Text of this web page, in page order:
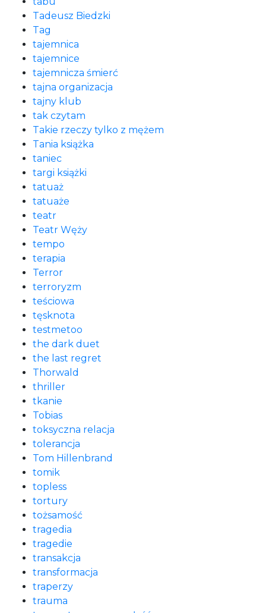
Tadeusz Biedzki
Tag
tajemnica
tajemnice
tajemnicza śmierć
tajna organizacja
tajny klub
tak czytam
Takie rzeczy tylko z mężem
Tania książka
taniec
targi książki
tatuaż
tatuaże
teatr
Teatr Węży
tempo
terapia
Terror
terroryzm
teściowa
tęsknota
testmetoo
the dark duet
the last regret
Thorwald
thriller
tkanie
Tobias
toksyczna relacja
tolerancja
Tom Hillenbrand
tomik
topless
tortury
tożsamość
tragedia
tragedie
transakcja
transformacja
traperzy
trauma